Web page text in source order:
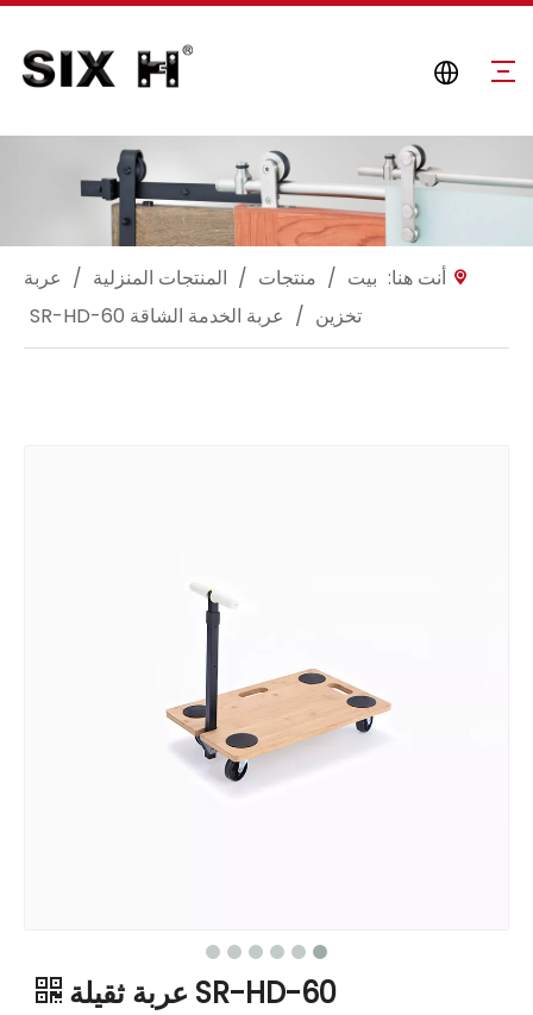
أنت هنا: بيت / منتجات / المنتجات المنزلية / عربة
تخزين / عربة الخدمة الشاقة SR-HD-60
SR-HD-60 عربة ثقيلة